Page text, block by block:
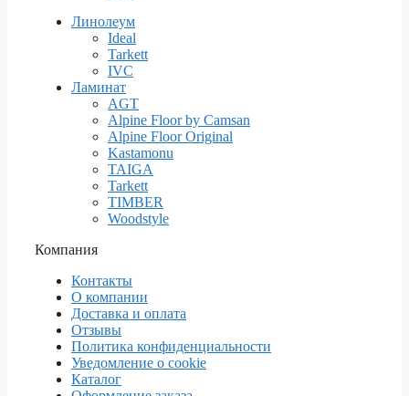
Линолеум
Ideal
Tarkett
IVC
Ламинат
AGT
Alpine Floor by Camsan
Alpine Floor Original
Kastamonu
TAIGA
Tarkett
TIMBER
Woodstyle
Компания
Контакты
О компании
Доставка и оплата
Отзывы
Политика конфиденциальности
Уведомление о cookie
Каталог